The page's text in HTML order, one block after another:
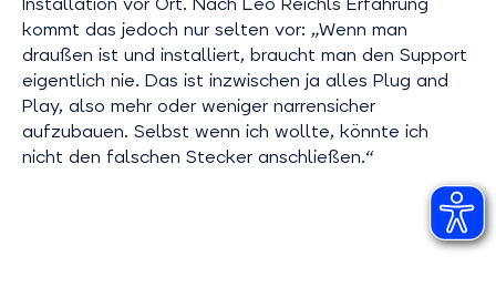
kommt das jedoch nur selten vor: „Wenn man
draußen ist und installiert, braucht man den Support
eigentlich nie. Das ist inzwischen ja alles Plug and
Play, also mehr oder weniger narrensicher
aufzubauen. Selbst wenn ich wollte, könnte ich
nicht den falschen Stecker anschließen.“